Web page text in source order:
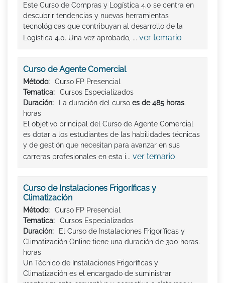
Este Curso de Compras y Logística 4.0 se centra en
descubrir tendencias y nuevas herramientas
tecnológicas que contribuyan al desarrollo de la
Logística 4.0. Una vez aprobado, ... ver temario
Curso de Agente Comercial
Método:
Curso FP Presencial
Tematica:
Cursos Especializados
Duración:
La duración del curso es de 485 horas.
horas
El objetivo principal del Curso de Agente Comercial
es dotar a los estudiantes de las habilidades técnicas
y de gestión que necesitan para avanzar en sus
carreras profesionales en esta i... ver temario
Curso de Instalaciones Frigoríficas y
Climatización
Método:
Curso FP Presencial
Tematica:
Cursos Especializados
Duración:
El Curso de Instalaciones Frigoríficas y
Climatización Online tiene una duración de 300 horas.
horas
Un Técnico de Instalaciones Frigoríficas y
Climatización es el encargado de suministrar